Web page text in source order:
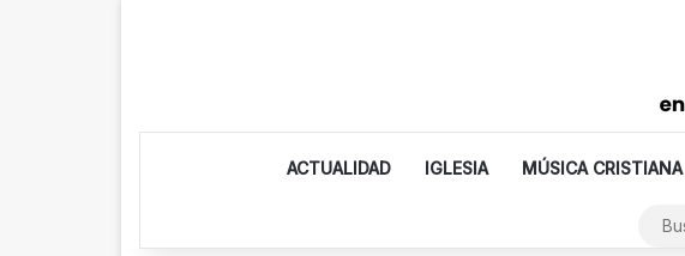
ACTUALIDAD IGLESIA MÚSICA CRISTIANA